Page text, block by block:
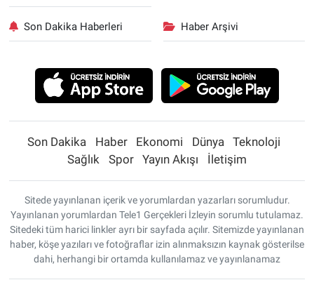
Son Dakika Haberleri Haber Arşivi
Son Dakika Haber Ekonomi Dünya
Teknoloji
Sağlık
Spor Yayın Akışı İletişim
Sitede yayınlanan içerik ve yorumlardan yazarları sorumludur.
Yayınlanan yorumlardan Tele1 Gerçekleri İzleyin sorumlu tutulamaz.
Sitedeki tüm harici linkler ayrı bir sayfada açılır. Sitemizde yayınlanan
haber, köşe yazıları ve fotoğraflar izin alınmaksızın kaynak gösterilse
dahi, herhangi bir ortamda kullanılamaz ve yayınlanamaz